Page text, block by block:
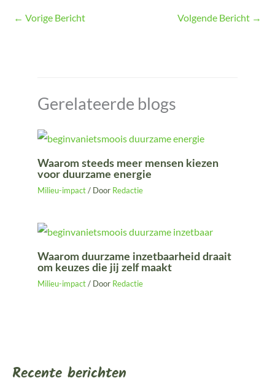
← Vorige Bericht Volgende Bericht →
Gerelateerde blogs
Waarom steeds meer mensen kiezen
voor duurzame energie
Milieu-impact/ Door Redactie
Waarom duurzame inzetbaarheid draait
om keuzes die jij zelf maakt
Milieu-impact/ Door Redactie
Recente berichten